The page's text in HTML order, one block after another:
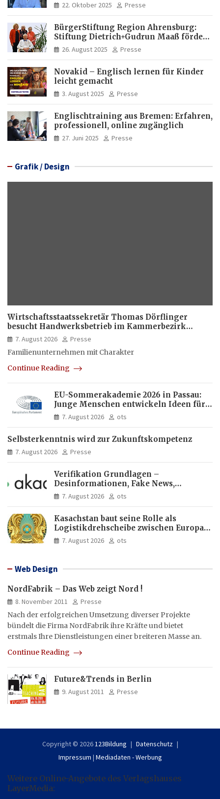
Italia und Apartamento Brasil |
22. Oktober 2025 Presse
BürgerStiftung Region Ahrensburg:
Stiftung Dietrich+Gudrun Maaß fördert
Deutschkenntnisse von Frauen
26. August 2025 Presse
Novakid – Englisch lernen für Kinder
leicht gemacht
3. August 2025 Presse
Englischtraining aus Bremen: Erfahren,
professionell, online zugänglich
27. Juni 2025 Presse
Grafik / Design
Wirtschaftsstaatssekretär Thomas Dörflinger
besucht Handwerksbetrieb im Kammerbezirk
Freiburg
7. August 2026
Presse
Familienunternehmen mit Charakter
Continue Reading
EU-Sommerakademie 2026 in Passau:
Junge Menschen entwickeln Ideen für
Europas Zukunft
7. August 2026 ots
Selbsterkenntnis wird zur Zukunftskompetenz
7. August 2026 Presse
Verifikation Grundlagen –
Desinformationen, Fake News,
manipulierte Inhalte | dpa-Akademie
7. August 2026 ots
Kasachstan baut seine Rolle als
Logistikdrehscheibe zwischen Europa
und Asien aus
7. August 2026 ots
Web Design
NordFabrik – Das Web zeigt Nord !
8. November 2011
Presse
Nach der erfolgreichen Umsetzung diverser Projekte
bündelt die Firma NordFabrik ihre Kräfte und bietet
erstmals Ihre Dienstleistungen einer breiteren Masse an.
Continue Reading
Future&Trends in Berlin
9. August 2011 Presse
Copyright © 2026123Bildung
Datenschutz
Impressum | Mediadaten - Werbung
Weitere Online-Angebote des Verlagshauses
LayerMedia: